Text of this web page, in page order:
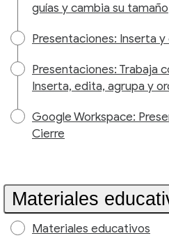
guías y cambia su tamaño
Presentaciones: Inserta
Presentaciones: Trabaja
Inserta, edita, agrupa y
Google Workspace:
Cierre
Materiales
Materiales educativos